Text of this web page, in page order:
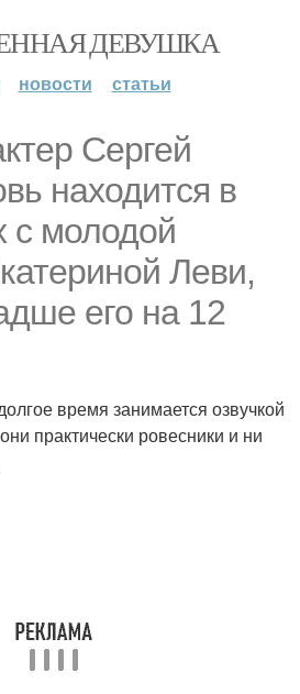
ДЕВУШКА
новости статьи
Сергей
находится в
с молодой
Леви,
его на 12
время занимается озвучкой
практически ровесники и ни